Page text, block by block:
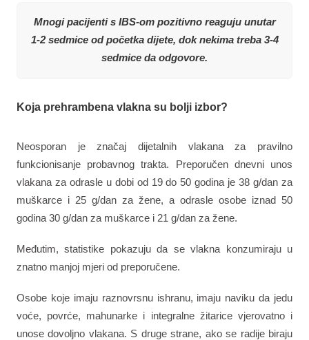
Mnogi pacijenti s IBS-om pozitivno reaguju unutar
1-2 sedmice od početka dijete, dok nekima treba 3-4
sedmice da odgovore.
Koja prehrambena vlakna su bolji izbor?
Neosporan je značaj dijetalnih vlakana za pravilno
funkcionisanje probavnog trakta. Preporučen dnevni unos
vlakana za odrasle u dobi od 19 do 50 godina je 38 g/dan za
muškarce i 25 g/dan za žene, a odrasle osobe iznad 50
godina 30 g/dan za muškarce i 21 g/dan za žene.
Međutim, statistike pokazuju da se vlakna konzumiraju u
znatno manjoj mjeri od preporučene.
Osobe koje imaju raznovrsnu ishranu, imaju naviku da jedu
voće, povrće, mahunarke i integralne žitarice vjerovatno i
unose dovoljno vlakana. S druge strane, ako se radije biraju